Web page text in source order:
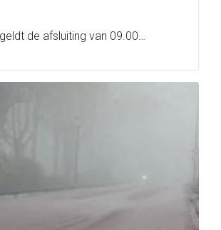
de afsluiting van 09.00…